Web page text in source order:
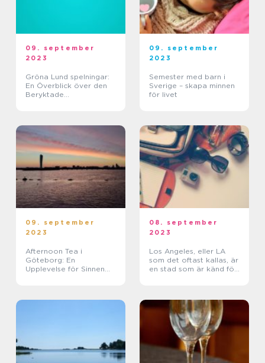
09. september
2023
Gröna Lund spelningar:
En Överblick över den
Beryktade
09. september
2023
Semester med barn i
Sverige – skapa minnen
för livet
09. september
2023
Afternoon Tea i
Göteborg: En
Upplevelse för Sinnen
08. september
2023
Los Angeles, eller LA
som det oftast kallas, är
en stad som är känd för
sevärdheter...